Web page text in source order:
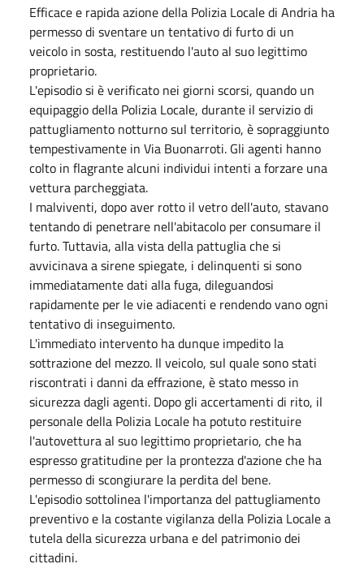
Efficace e rapida azione della Polizia Locale di Andria ha
permesso di sventare un tentativo di furto di un
veicolo in sosta, restituendo l'auto al suo legittimo
proprietario.
L'episodio si è verificato nei giorni scorsi, quando un
equipaggio della Polizia Locale, durante il servizio di
pattugliamento notturno sul territorio, è sopraggiunto
tempestivamente in Via Buonarroti. Gli agenti hanno
colto in flagrante alcuni individui intenti a forzare una
vettura parcheggiata.
I malviventi, dopo aver rotto il vetro dell'auto, stavano
tentando di penetrare nell'abitacolo per consumare il
furto. Tuttavia, alla vista della pattuglia che si
avvicinava a sirene spiegate, i delinquenti si sono
immediatamente dati alla fuga, dileguandosi
rapidamente per le vie adiacenti e rendendo vano ogni
tentativo di inseguimento.
L'immediato intervento ha dunque impedito la
sottrazione del mezzo. Il veicolo, sul quale sono stati
riscontrati i danni da effrazione, è stato messo in
sicurezza dagli agenti. Dopo gli accertamenti di rito, il
personale della Polizia Locale ha potuto restituire
l'autovettura al suo legittimo proprietario, che ha
espresso gratitudine per la prontezza d'azione che ha
permesso di scongiurare la perdita del bene.
L'episodio sottolinea l'importanza del pattugliamento
preventivo e la costante vigilanza della Polizia Locale a
tutela della sicurezza urbana e del patrimonio dei
cittadini.